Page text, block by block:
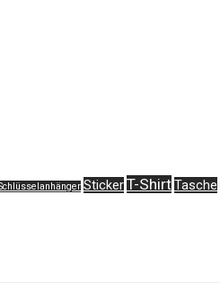
StickerT-ShirtTasche